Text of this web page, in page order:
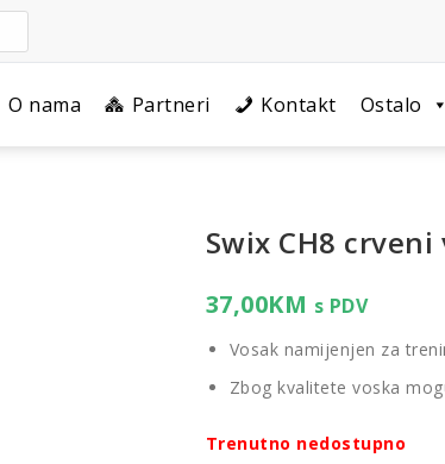
O nama Partneri Kontakt Ostalo
Swix CH8
37,00KM s PDV
Vosak namijenjen za
Zbog kvalitete voska
Trenutno nedostupno